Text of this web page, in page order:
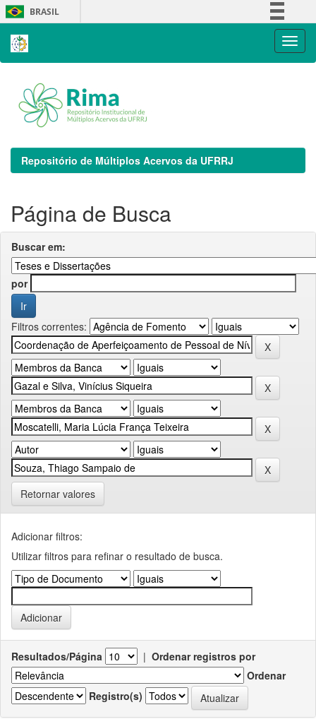
Skip
navigation
BRASIL
Repositório de Múltiplos Acervos da UFRRJ
Página de Busca
Buscar em:
por
Filtros correntes:
Retornar valores
Adicionar filtros:
Utilizar filtros para refinar o resultado de busca.
Resultados/Página | Ordenar registros por
Ordenar
Registro(s)